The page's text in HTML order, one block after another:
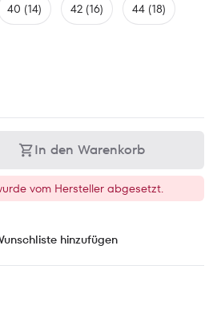
40 (14) 42 (16) 44 (18)
In den Warenkorb
vom Hersteller abgesetzt.
hinzufügen